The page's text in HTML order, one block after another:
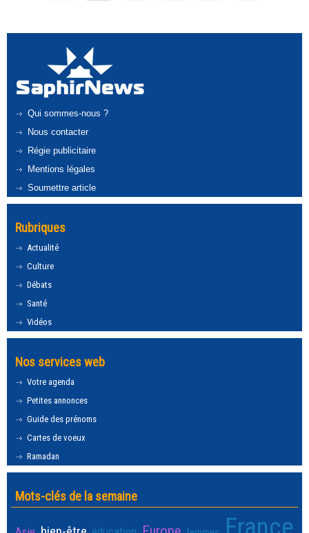
Qui sommes-nous ?
Nous contacter
Régie publicitaire
Mentions légales
Soumettre article
Rubriques
Actualité
Culture
Débats
Santé
Vidéos
Nos services web
Votre agenda
Petites annonces
Guide des prénoms
Cartes de voeux
Ramadan
Mots-clés de la semaine
France